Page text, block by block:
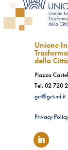
Unione
della
Piazza
Tel.02 720
gct@gct.mi.it
Privacy Policy